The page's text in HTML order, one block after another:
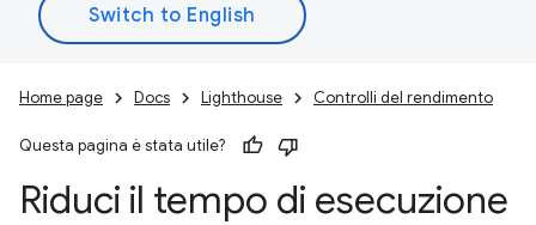
Home page Docs Lighthouse Controlli del rendimento
Questa pagina è stata utile?
Riduci il tempo di esecuzione